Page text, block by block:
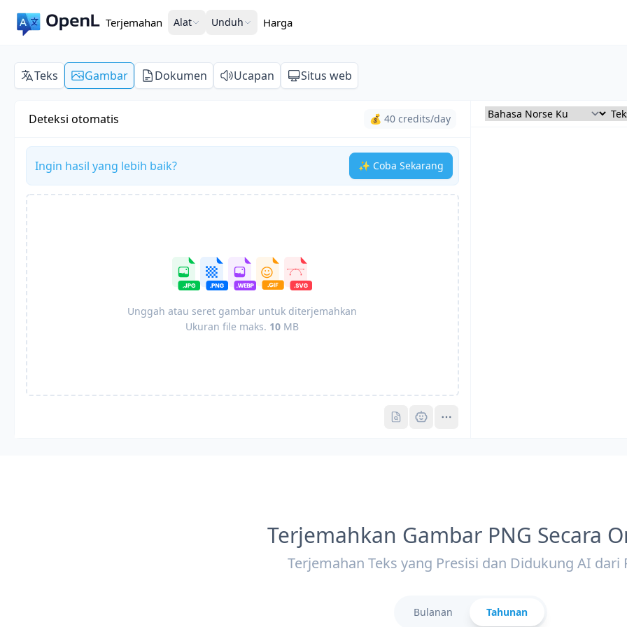
Terjemahan Alat Unduh Harga
Teks Gambar Dokumen Ucapan Situs web
Deteksi otomatis 💰 40 credits/day
Ingin hasil yang lebih baik? ✨ Coba Sekarang
Unggah atau seret gambar untuk diterjemahkan
Ukuran file maks. 10 MB
Pro
Terjemahkan Gambar PNG Secara
Terjemahan Teks yang Presisi dan Didukung AI dari
Bulanan Tahunan